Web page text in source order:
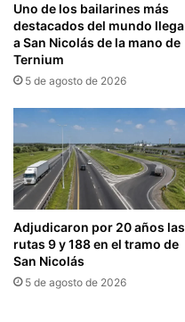
Uno de los bailarines más
destacados del mundo llega
a San Nicolás de la mano de
Ternium
5 de agosto de 2026
Adjudicaron por 20 años las
rutas 9 y 188 en el tramo de
San Nicolás
5 de agosto de 2026